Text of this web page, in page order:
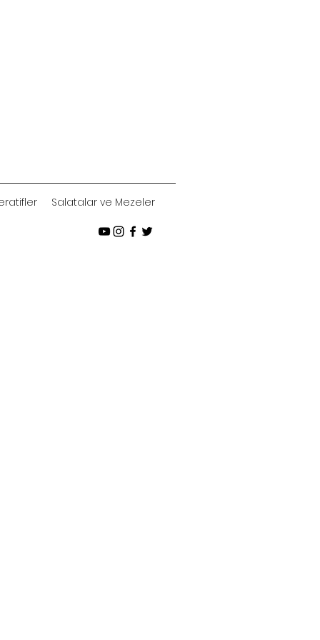
Salatalar ve Mezeler